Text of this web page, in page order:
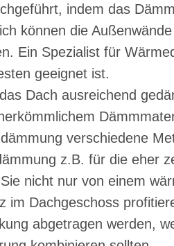
indem das
können die
Ein Spezialist für
geeignet ist.
Dach ausreichend
verschiedene
z.B. für die eher
nicht nur von einem
im Dachgeschoss
abgetragen werden,